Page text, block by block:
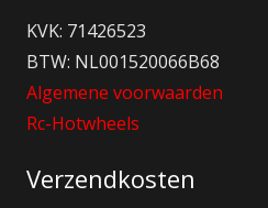
KVK: 71426523
BTW: NL001520066B68
Algemene voorwaarden
Rc-Hotwheels
Verzendkosten